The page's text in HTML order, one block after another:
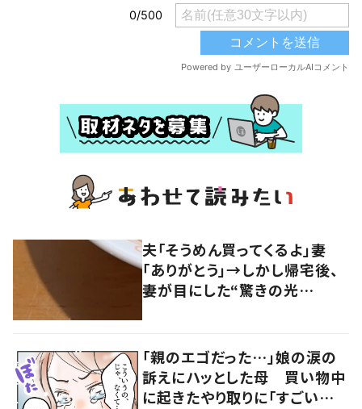
夫「そうめん買ってくるよ」妻
「ありがとう」→しかし帰宅後、
妻が目にした“驚きの光
「親のエゴだった…」娘の涙の
訴えにハッとした母 買い物中
に起きたやり取りに「すごい分